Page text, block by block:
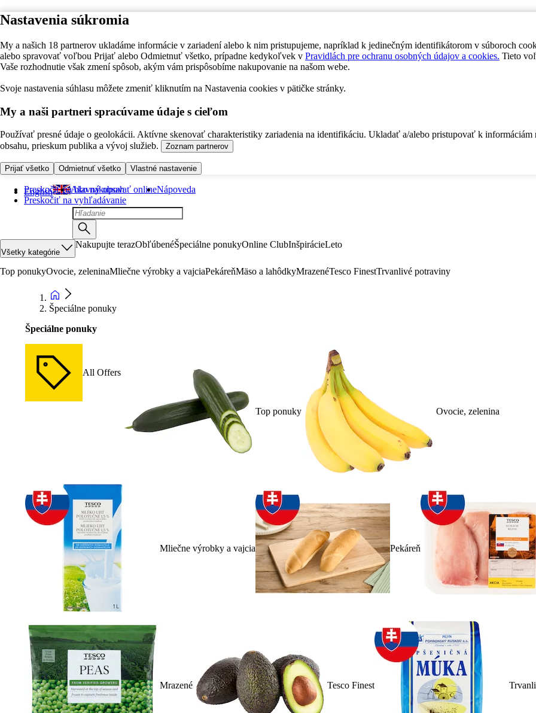
Nastavenia súkromia
My a našich 18 partnerov ukladáme informácie v zariadení alebo k nim pristupujeme, napríklad k jedinečným identifikátorom v súboroch
alebo spravovať voľbou Prijať alebo Odmietnuť všetko, prípadne kedykoľvek v Pravidlách pre ochranu osobných údajov a cookies. Tieto
Vaše rozhodnutie však zmení spôsob, akým vám prispôsobíme nakupovanie na našom webe.
Svoje nastavenia súhlasu môžete zmeniť kliknutím na Nastavenia cookies v pätičke stránky.
My a naši partneri spracúvame údaje s cieľom
Používať presné údaje o geolokácii. Aktívne skenovať charakteristiky zariadenia na identifikáciu. Ukladať a/alebo pristupovať k informáciám
obsahu, prieskum publika a vývoj služieb.
Zoznam partnerov
Prijať všetko Odmietnuť všetko Vlastné nastavenie
Preskočiť na hlavný obsah
Preskočiť na vyhľadávanie
English Ako nakupovať onlineNápoveda
Všetky kategórie
Nakupujte terazObľúbenéŠpeciálne ponukyOnline ClubInšpirácieLeto
Top ponukyOvocie, zeleninaMliečne výrobky a vajciaPekáreňMäso a lahôdkyMrazenéTesco FinestTrvanlivé potraviny
Špeciálne ponuky
Špeciálne ponuky
All Offers
Top ponuky Ovocie, zelenina
Mliečne výrobky a vajcia Pekáreň
Mrazené Tesco Finest